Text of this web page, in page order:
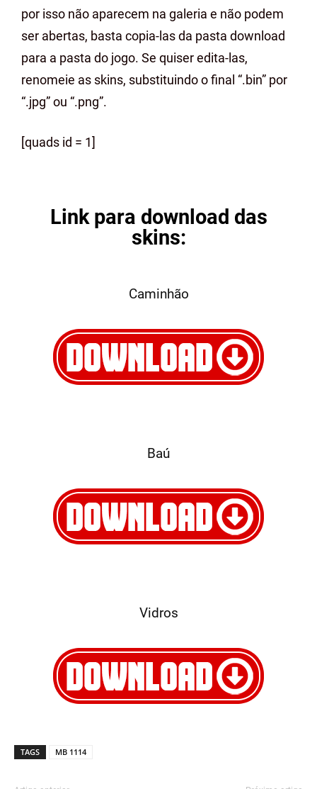
por isso não aparecem na galeria e não podem
ser abertas, basta copia-las da pasta download
para a pasta do jogo. Se quiser edita-las,
renomeie as skins, substituindo o final “.bin” por
“.jpg” ou “.png”.
[quads id = 1]
Link para download das
skins:
Caminhão
Baú
Vidros
TAGS MB 1114